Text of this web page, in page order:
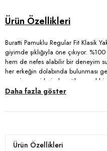
Buratti Pamuklu Regular Fit Klasik
giyimde şıklığıyla öne çıkıyor.
hem de nefes alabilir bir deneyim
her erkeğin dolabında bulunması
mevsim geçişlerinde mükemmel
kalıbı vücuda oturarak rahat bir
Yetişkinler için tasarlandığı bu
Daha fazla göster
Ürün Özellikleri